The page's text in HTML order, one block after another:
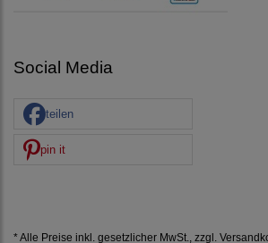
Social Media
teilen
pin it
* Alle Preise inkl. gesetzlicher MwSt., zzgl.